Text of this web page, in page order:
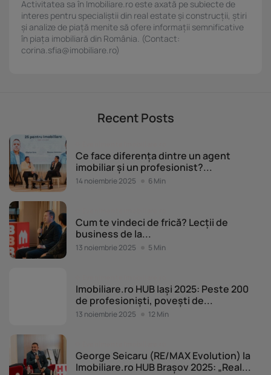
Activitatea sa în Imobiliare.ro este axată pe subiecte de
interes pentru specialiștii din real estate și construcții, știri
și analize de piață menite să ofere informații semnificative
în piața imobiliară din România. (Contact:
corina.sfia@imobiliare.ro)
Recent Posts
Ce face diferența dintre un agent
imobiliar și un profesionist?...
14 noiembrie 2025 6 Min
Cum te vindeci de frică? Lecții de
business de la...
13 noiembrie 2025 5 Min
Imobiliare.ro HUB Iași 2025: Peste 200
de profesioniști, povești de...
13 noiembrie 2025 12 Min
George Seicaru (RE/MAX Evolution) la
Imobiliare.ro HUB Brașov 2025: „Real...